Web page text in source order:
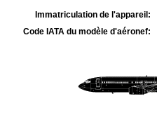
Immatriculation de l'appareil:
Code IATA du modèle d'aéronef: